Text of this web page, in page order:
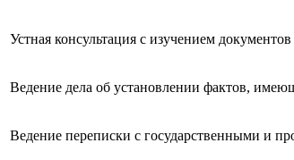
Устная консультация с изучением документов
Ведение дела об установлении фактов,
Ведение переписки с государственными и